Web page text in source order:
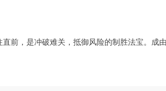
前，是冲破难关，抵御风险的制胜法宝。成